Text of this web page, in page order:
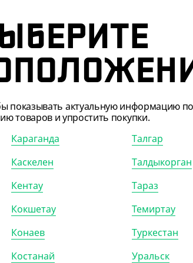
(6.03₸ /ШТ)
Пакет с V дном, крафт, БУН,
100*60*300 мм
УП (100) КОР (1300)
показывать актуальную информацию по
товаров и упростить покупки.
Караганда
Каскелен
Кентау
Кокшетау
Конаев
Костанай
Талгар
Талдыкорган
Тараз
Темиртау
Туркестан
Уральск